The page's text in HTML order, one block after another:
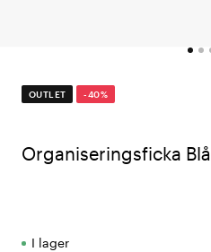
OUTLET -40%
Organiseringsficka Blå
I lager